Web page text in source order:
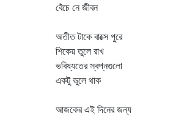
বেঁচে নে জীবন
অতীত টাকে বাক্সে পুরে
শিকেয় তুলে রাখ
ভবিষ্যতের স্বপ্নগুলো
একটু ভুলে থাক
আজকের এই দিনের জন্য